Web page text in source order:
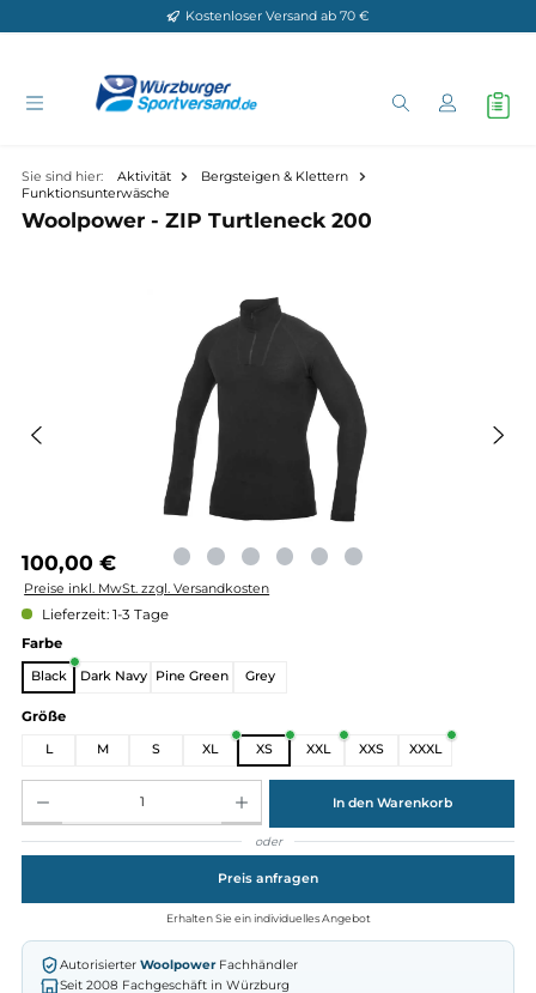
Zum Hauptinhalt springenKostenloser Versand ab 70 €
Sie sind hier: Aktivität
Funktionsunterwäsche
Bildergalerie überspringen
Regulärer Preis:
100,00 €
Preise inkl. MwSt. zzgl. Versandkosten
Lieferzeit: 1-3 Tage
Farbe
Black Dark Navy Pine Green Grey
auswählen
XS XXL XXS XXXL
Produkt Anzahl: Gib den gewünschten Wert ein oder benutze die Schaltflächen um die
Preis anfragen